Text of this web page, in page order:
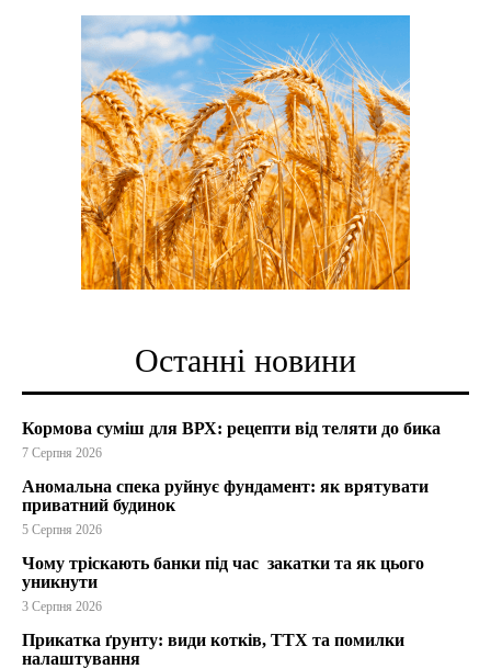
Останні новини
Кормова суміш для ВРХ: рецепти від теляти до бика
7 Серпня 2026
Аномальна спека руйнує фундамент: як врятувати
приватний будинок
5 Серпня 2026
Чому тріскають банки під час закатки та як цього
уникнути
3 Серпня 2026
Прикатка ґрунту: види котків, ТТХ та помилки
налаштування